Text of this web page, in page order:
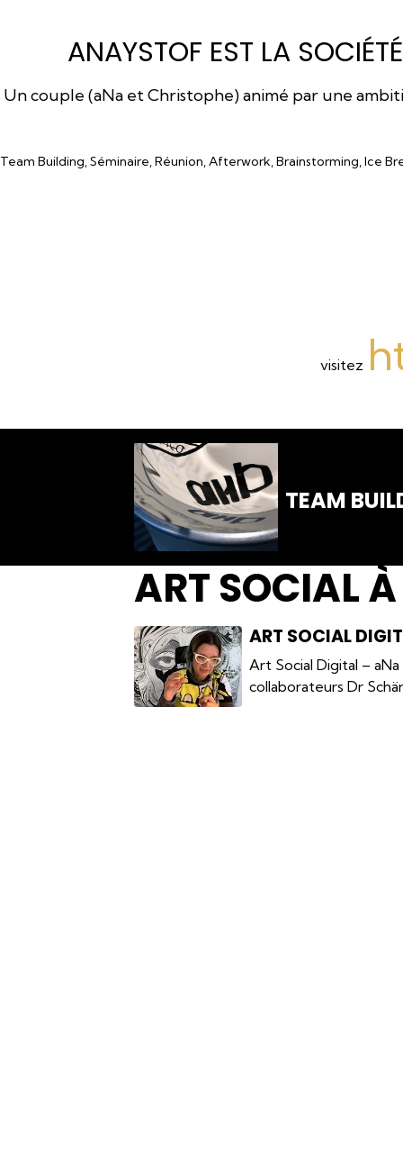
ANAYSTOF EST LA
Un couple (aNa et Christophe) animé par une
Team Building, Séminaire, Réunion, Afterwork, Brainstorming, Ice
visitez
TEAM
ART SOCIAL
ART SOCIAL
Art Social Digital –
collaborateurs Dr